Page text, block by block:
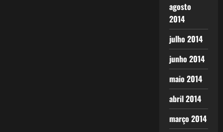
agosto
2014
julho 2014
junho 2014
maio 2014
abril 2014
março 2014